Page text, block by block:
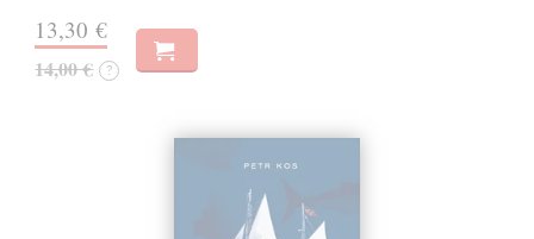
13,30 €
14,00 € ?